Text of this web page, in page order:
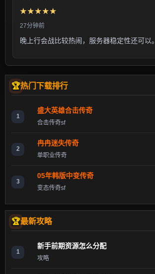
★★★★★
27分钟前
晚上行会战比较热闹，服务器稳定性还可以。
热门下载排行
1
盛大英雄合击传奇
合击传奇sf
2
冉冉迷失传奇
单职业传奇
3
05年韩版中变传奇
变态传奇sf
最新攻略
1
新手前期资源怎么分配
攻略